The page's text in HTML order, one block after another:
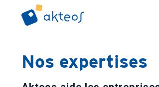
Nos expertises